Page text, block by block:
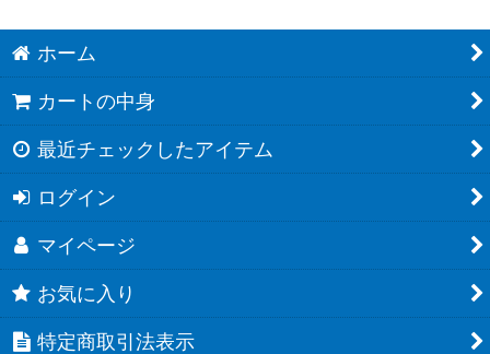
ホーム
カートの中身
最近チェックしたアイテム
ログイン
マイページ
お気に入り
特定商取引法表示